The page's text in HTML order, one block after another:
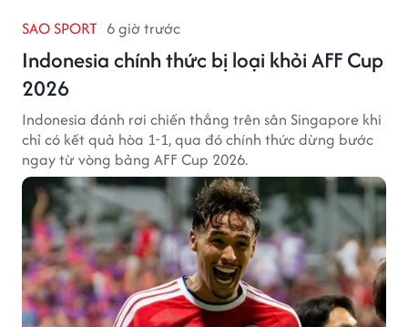
SAO SPORT 6 giờ trước
Indonesia chính thức bị loại khỏi AFF Cup
2026
Indonesia đánh rơi chiến thắng trên sân Singapore khi
chỉ có kết quả hòa 1-1, qua đó chính thức dừng bước
ngay từ vòng bảng AFF Cup 2026.